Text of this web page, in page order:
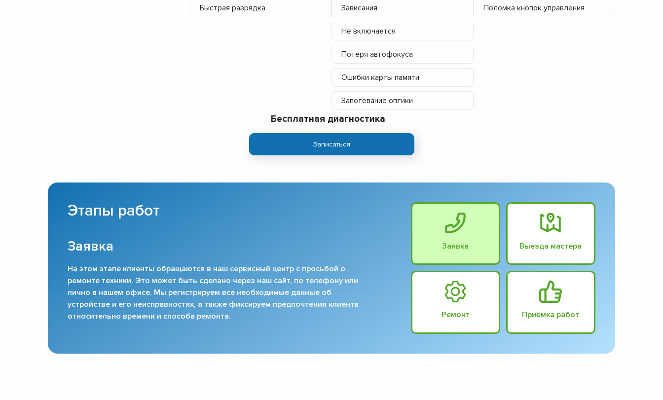
Быстрая разрядка Зависания
Не включается
Потеря автофокуса
Ошибки карты памяти
Запотевание оптики
Поломка кнопок управления
Бесплатная диагностика
Записаться
Этапы работ
Заявка
На этом этапе клиенты обращаются в наш сервисный центр с просьбой о
ремонте техники. Это может быть сделано через наш сайт, по телефону или
лично в нашем офисе. Мы регистрируем все необходимые данные об
устройстве и его неисправностях, а также фиксируем предпочтения клиента
относительно времени и способа ремонта.
Заявка Выезда мастера
Ремонт Приёмка работ